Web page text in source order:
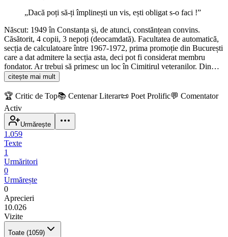
„Dacă poți să-ți împlinești un vis, ești obligat s-o faci !”
Născut: 1949 în Constanța și, de atunci, constănțean convins.
Căsătorit, 4 copii, 3 nepoți (deocamdată). Facultatea de automatică,
secția de calculatoare între 1967-1972, prima promoție din București
care a dat admitere la secția asta, deci pot fi considerat membru
fondator. Ar trebui să primesc un loc în Cimitirul veteranilor. Din…
citește mai mult
🏆 Critic de Top📚 Centenar Literar📜 Poet Prolific💬 Comentator
Activ
Urmărește
1.059
Texte
1
Urmăritori
0
Urmărește
0
Aprecieri
10.026
Vizite
Toate (1059)